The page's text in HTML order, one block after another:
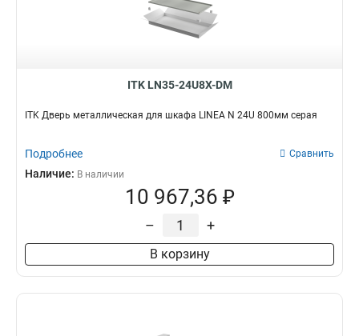
ITK LN35-24U8X-DM
ITK Дверь металлическая для шкафа LINEA N 24U 800мм серая
Подробнее Сравнить
Наличие: В наличии
10 967,36 ₽
– +
В корзину